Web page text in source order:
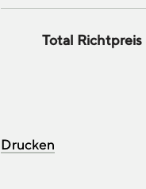
Total Richtpreis